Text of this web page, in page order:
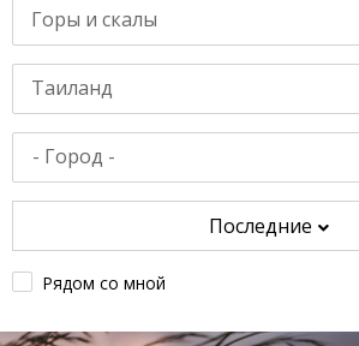
Горы и скалы
Таиланд
Последние
Рядом со мной